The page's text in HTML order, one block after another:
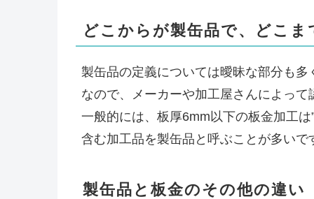
どこからが製缶品で、どこま
製缶品の定義については曖昧な部分も多
なので、メーカーや加工屋さんによって
一般的には、板厚6mm以下の板金加工
含む加工品を製缶品と呼ぶことが多いで
製缶品と板金のその他の違い